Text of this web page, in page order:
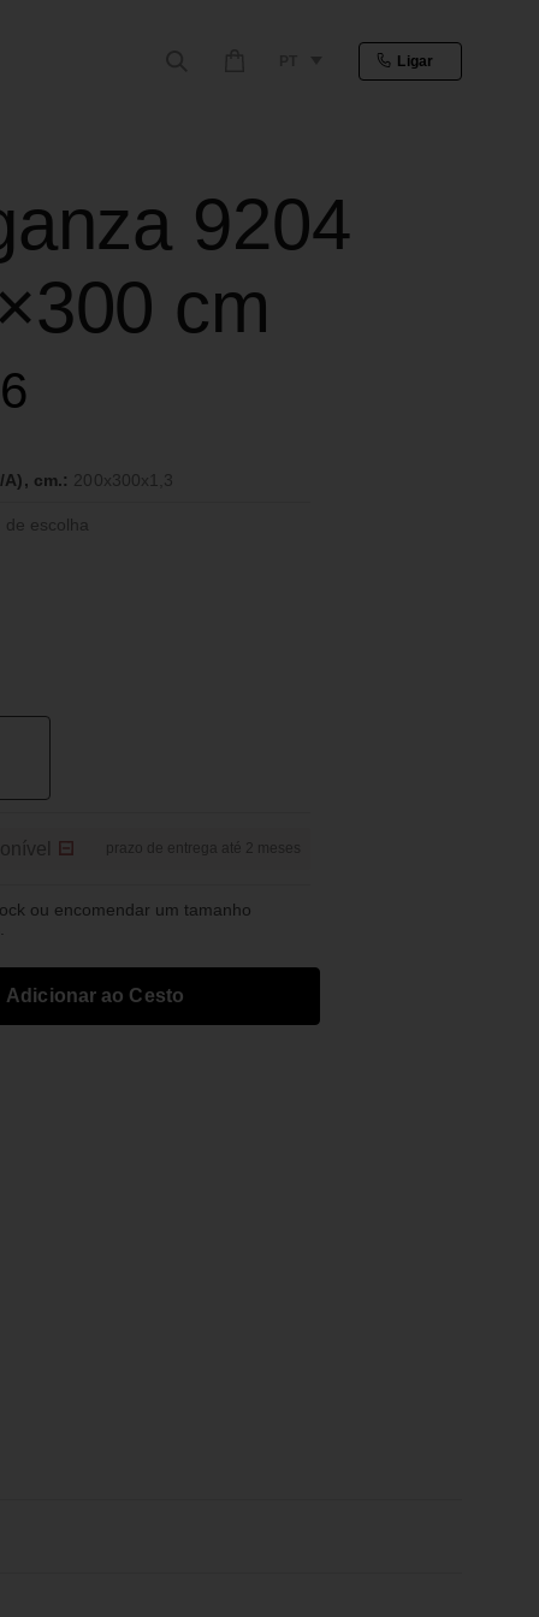
Ligar
9204
cm
A), cm.: 200x300x1,3
de escolha
prazo de entrega até 2 meses
ou encomendar um tamanho
Adicionar ao Cesto